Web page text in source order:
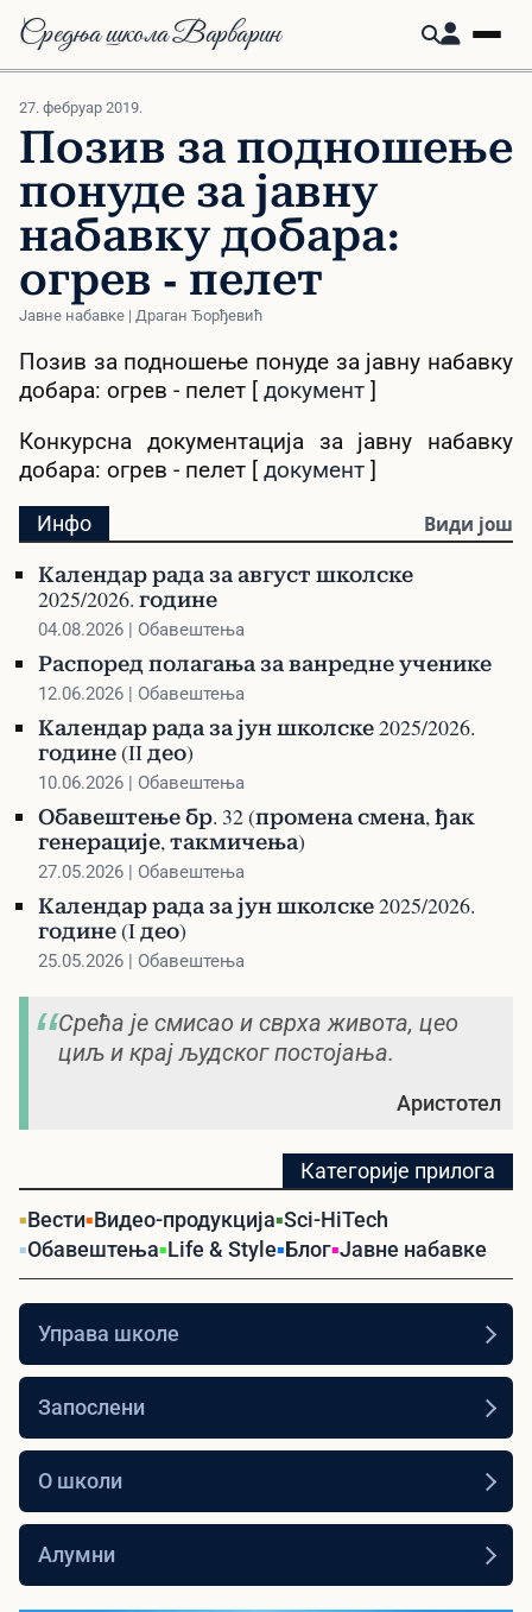
Средња школа Варварин
27. фебруар 2019.
Позив за подношење
понуде за јавну
набавку добара:
огрев - пелет
Јавне набавке | Драган Ђорђевић
Позив за подношење понуде за јавну набавку
добара: огрев - пелет [ документ ]
Конкурсна документација за јавну набавку
добара: огрев - пелет [ документ ]
Инфо Види још
Календар рада за август школске
2025/2026. године
04.08.2026 | Обавештења
Распоред полагања за ванредне ученике
12.06.2026 | Обавештења
Календар рада за јун школске 2025/2026.
године (II део)
10.06.2026 | Обавештења
Обавештење бр. 32 (промена смена, ђак
генерације, такмичења)
27.05.2026 | Обавештења
Календар рада за јун школске 2025/2026.
године (I део)
25.05.2026 | Обавештења
Срећа је смисао и сврха живота, цео
циљ и крај људског постојања.
Аристотел
Категорије прилога
Вести Видео-продукција Sci-HiTech
Обавештења Life & Style Блог Јавне набавке
Управа школе
Запослени
О школи
Алумни